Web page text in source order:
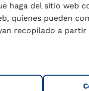
haga del sitio web
quienes pueden
recopilado a partir